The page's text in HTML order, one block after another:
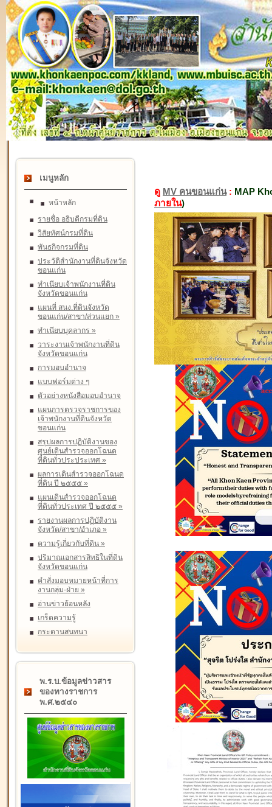
เมนูหลัก
หน้าหลัก
รายชื่อ อธิบดีกรมที่ดิน
วิสัยทัศน์กรมที่ดิน
พันธกิจกรมที่ดิน
ประวัติสำนักงานที่ดินจังหวัด
ขอนแก่น
ทำเนียบเจ้าพนักงานที่ดิน
จังหวัดขอนแก่น
แผนที่ สนง.ที่ดินจังหวัด
ขอนแก่น/สาขา/ส่วนแยก »
ทำเนียบบุคลากร »
วาระงานเจ้าพนักงานที่ดิน
จังหวัดขอนแก่น
การมอบอำนาจ
แบบฟอร์มต่าง ๆ
ตัวอย่างหนังสือมอบอำนาจ
แผนการตรวจราชการของ
เจ้าพนักงานที่ดินจังหวัด
ขอนแก่น
สรุปผลการปฏิบัติงานของ
ศูนย์เดินสำรวจออกโฉนด
ที่ดินทั่วประประเทศ »
ผลการเดินสำรวจออกโฉนด
ที่ดิน ปี ๒๕๕๕ »
แผนเดินสำรวจออกโฉนด
ที่ดินทั่วประเทศ ปี ๒๕๕๕ »
รายงานผลการปฏิบัติงาน
จังหวัด/สาขา/อำเภอ »
ความรู้เกี่ยวกับที่ดิน »
ปริมาณเอกสารสิทธิในที่ดิน
จังหวัดขอนแก่น
คำสั่งมอบหมายหน้าที่การ
งานกลุ่ม-ฝ่าย »
อ่านข่าวย้อนหลัง
เกร็ดความรู้
กระดานสนทนา
พ.ร.บ.ข้อมูลข่าวสาร
ของทางราชการ
พ.ศ.๒๕๔๐
ดู MV คนขอนแก่น: MAP
ภายใน)